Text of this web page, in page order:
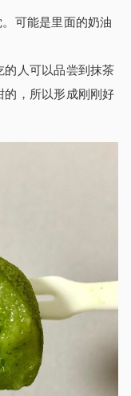
可能是里面的奶油
的人可以品尝到抹茶
的，所以形成刚刚好